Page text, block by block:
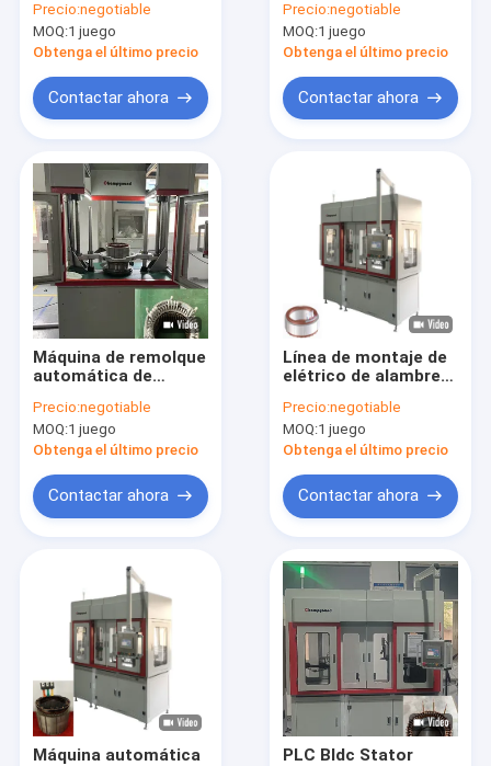
Productos
Videos
Sobre nosotros
Visita a la fábrica
Contacto
noticias
Solicitar una cotización
Máquina de remolque de horquilla
Máquina para quitar el barniz
Máquina de prensado con estator
de enrollar agujas
para aeródromos
Precio:negotiable
MOQ:1 juego
Obtenga el último precio
Contactar ahora
eléctricas de
alambre plano para
estator único
Precio:negotiable
MOQ:1 juego
Obtenga el último precio
Contactar ahora
Máquina de remolque
automática de
fueraborda estator
380V 3.5KW
Precio:negotiable
MOQ:1 juego
Obtenga el último precio
Contactar ahora
Línea de montaje de
elétrico de alambre
motor de bobina de
cuerda de
fabricación de la
Precio:negotiable
MOQ:1 juego
Obtenga el último precio
Contactar ahora
Máquina automática
PLC Bldc Stator